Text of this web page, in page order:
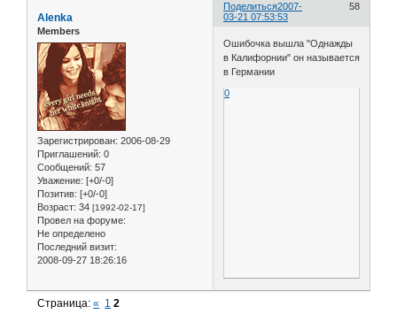
Поделиться 58
2007-
03-21 07:53:53
Alenka
Members
Зарегистрирован: 2006-08-29
Приглашений: 0
Сообщений: 57
Уважение: [+0/-0]
Позитив: [+0/-0]
Возраст: 34 [1992-02-17]
Провел на форуме:
Не определено
Последний визит:
2008-09-27 18:26:16
Ошибочка вышла "Однажды
в Калифорнии" он называется
в Германии
0
Страница:« 1 2